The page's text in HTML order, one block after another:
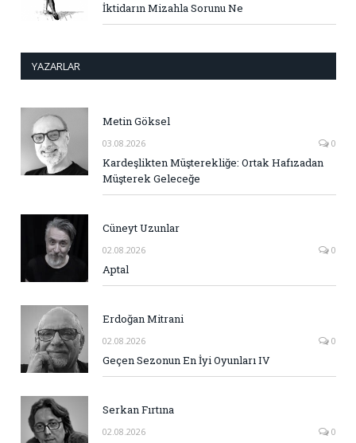
İktidarın Mizahla Sorunu Ne
YAZARLAR
Metin Göksel
03.08.2026 0
Kardeşlikten Müşterekliğe: Ortak Hafızadan
Müşterek Geleceğe
Cüneyt Uzunlar
02.08.2026 0
Aptal
Erdoğan Mitrani
02.08.2026 0
Geçen Sezonun En İyi Oyunları IV
Serkan Fırtına
02.08.2026 0